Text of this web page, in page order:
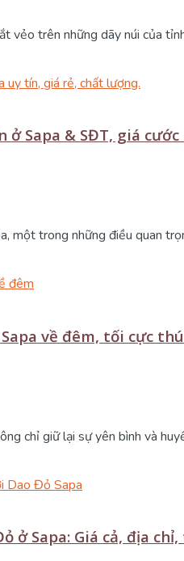
vẻo trên những dãy núi của
Sapa & SĐT, giá cước
một trong những điều quan
về đêm, tối cực
chỉ giữ lại sự yên bình và
ở Sapa: Giá cả, địa